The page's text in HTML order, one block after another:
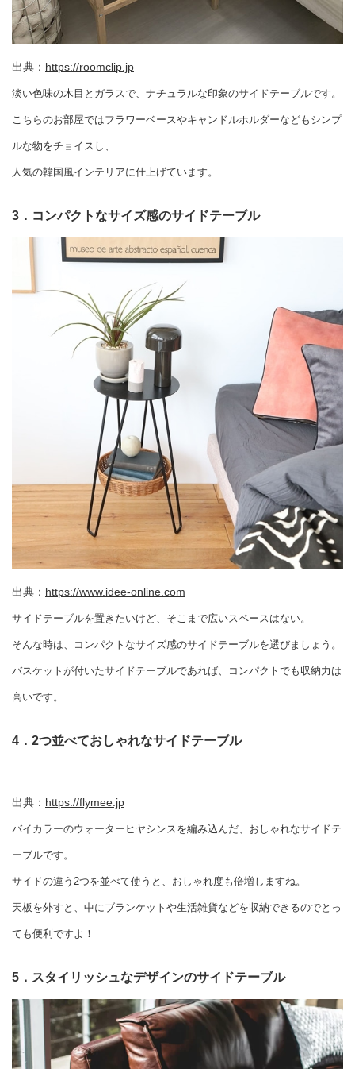
出典： https://roomclip.jp
淡い色味の木目とガラスで、ナチュラルな印象のサイドテーブルです。
こちらのお部屋ではフラワーベースやキャンドルホルダーなどもシンプ
ルな物をチョイスし、
人気の韓国風インテリアに仕上げています。
3．コンパクトなサイズ感のサイドテーブル
出典： https://www.idee-online.com
サイドテーブルを置きたいけど、そこまで広いスペースはない。
そんな時は、コンパクトなサイズ感のサイドテーブルを選びましょう。
バスケットが付いたサイドテーブルであれば、コンパクトでも収納力は
高いです。
4．2つ並べておしゃれなサイドテーブル
出典： https://flymee.jp
バイカラーのウォーターヒヤシンスを編み込んだ、おしゃれなサイドテ
ーブルです。
サイドの違う2つを並べて使うと、おしゃれ度も倍増しますね。
天板を外すと、中にブランケットや生活雑貨などを収納できるのでとっ
ても便利ですよ！
5．スタイリッシュなデザインのサイドテーブル